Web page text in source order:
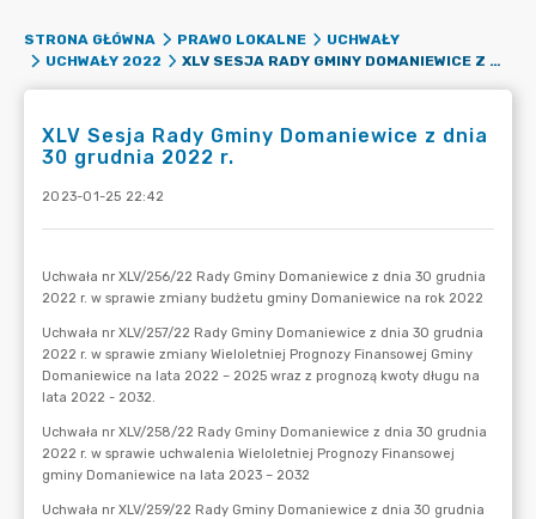
STRONA GŁÓWNA PRAWO LOKALNE
UCHWAŁY
UCHWAŁY 2022
XLV SESJA RADY GMINY DOMANIEWICE Z DNIA 30 GRUDNIA 2022 R.
XLV Sesja Rady Gminy Domaniewice z dnia
30 grudnia 2022 r.
2023-01-25 22:42